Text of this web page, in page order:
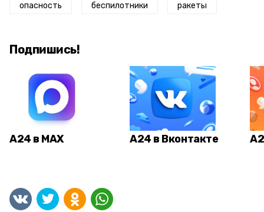
опасность беспилотники ракеты
Подпишись!
А24 в MAX А24 в Вконтакте